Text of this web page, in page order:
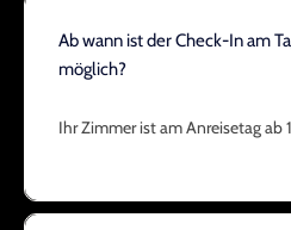
Ab wann ist der Check-In am
möglich?
Ihr Zimmer ist am Anreisetag ab